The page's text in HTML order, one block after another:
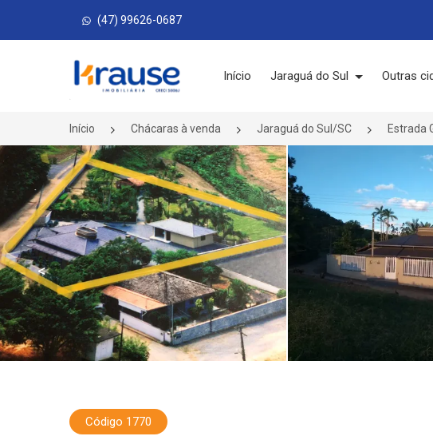
(47) 99626-0687
Página inicial
Início Jaraguá do Sul Outras
Início Chácaras à venda Jaraguá do Sul/SC Estrada
<
Código 1770